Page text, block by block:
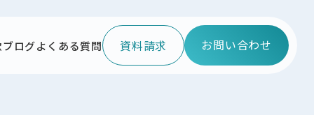
ブログよくある質問 資料請求 お問い合わせ